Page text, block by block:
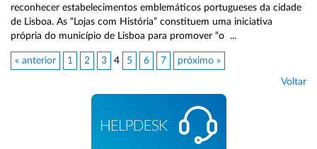
reconhecer estabelecimentos emblemáticos portugueses da cidade
de Lisboa. As “Lojas com História” constituem uma iniciativa
própria do município de Lisboa para promover “o ...
« anterior 1 2 3 4 5 6 7 próximo »
Voltar